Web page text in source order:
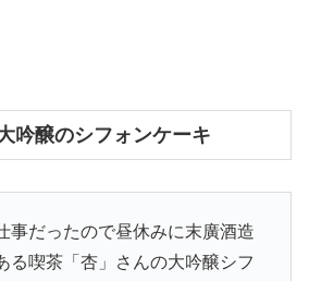
吟醸のシフォンケーキ
事だったので昼休みに末廣酒造
る喫茶「杏」さんの大吟醸シフ